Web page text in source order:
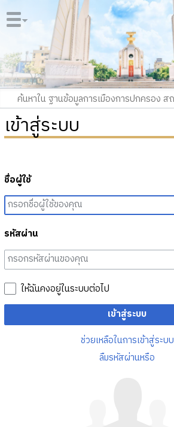
เข้าสู่ระบบ
ชื่อผู้ใช้
รหัสผ่าน
ให้ฉันคงอยู่ในระบบต่อไป
เข้าสู่ระบบ
ช่วยเหลือในการเข้าสู่ระบบ
ลืมรหัสผ่านหรือ